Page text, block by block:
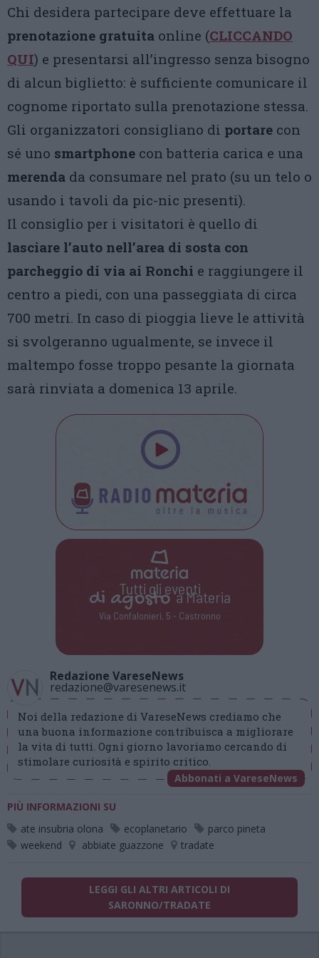
Chi desidera partecipare deve effettuare la
prenotazione gratuita online (CLICCANDO
QUI) e presentarsi all’ingresso senza bisogno
di alcun biglietto: è sufficiente comunicare il
cognome riportato sulla prenotazione stessa.
Gli organizzatori consigliano di portare con
sé uno smartphone con batteria carica e una
merenda da consumare nel prato (su un telo o
usando i tavoli da pic-nic presenti).
Il consiglio per i visitatori è quello di
lasciare l’auto nell’area di sosta con
parcheggio di via ai Ronchi e raggiungere il
centro a piedi, con una passeggiata di circa
700 metri. In caso di pioggia lieve le attività
si svolgeranno ugualmente, se invece il
maltempo fosse troppo pesante la giornata
sarà rinviata a domenica 13 aprile.
Tutti gli eventi
di agostoa Materia
Via Confalonieri, 5 - Castronno
Redazione VareseNews
redazione@varesenews.it
Noi della redazione di VareseNews crediamo che
una buona informazione contribuisca a migliorare
la vita di tutti. Ogni giorno lavoriamo cercando di
stimolare curiosità e spirito critico.
Abbonati a VareseNews
PIÙ INFORMAZIONI SU
ate insubria olona
ecoplanetario
parco pineta
weekend
abbiate guazzone tradate
LEGGI GLI ALTRI ARTICOLI DI
SARONNO/TRADATE